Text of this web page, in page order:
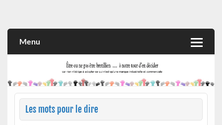
et commerciale
Menu
Les mots pour le dire